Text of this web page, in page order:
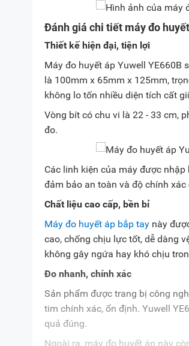
Đánh giá chi tiết máy đo
Thiết kế hiện đại, tiện lợi
Máy đo huyết áp Yuwell YE660B
là 100mm x 65mm x 125mm,
không lo tốn nhiều diện tích cất
Vòng bít có chu vi là 22 - 33 cm,
đo.
Các linh kiện của máy được
đảm bảo an toàn và độ chính xác
Chất liệu cao cấp, bền bỉ
Máy đo huyết áp bắp tay này
cao, chống chịu lực tốt, dễ dàng
không gây ngứa hay khó chịu
Đo nhanh, chính xác
Sản phẩm được trang bị công
tim chính xác, ổn định. Yuwell
quả đúng.
Ngoài ra, máy đo huyết áp này